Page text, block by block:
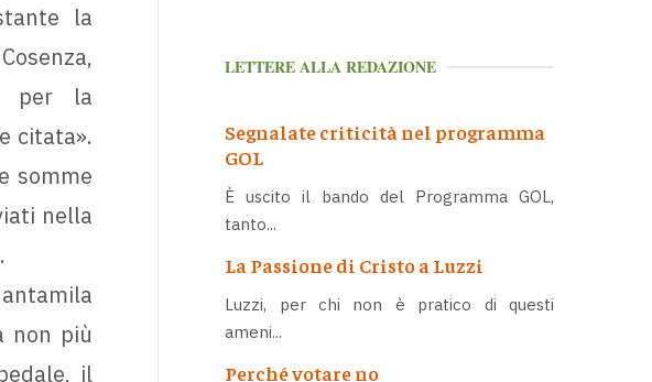
la
per la
citata».
somme
nella
non più
il
LETTERE ALLA REDAZIONE
Segnalate criticità nel programma
GOL
È uscito il bando del Programma GOL,
tanto...
La Passione di Cristo a Luzzi
Luzzi, per chi non è pratico di questi
ameni...
Perché votare no